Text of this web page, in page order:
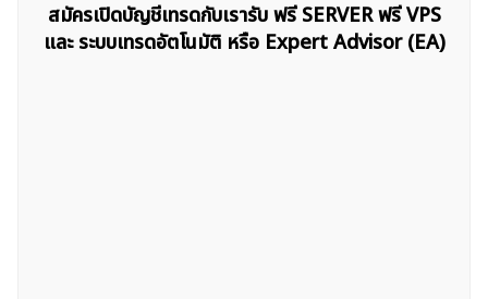
สมัครเปิดบัญชีเทรดกับเรารับ ฟรี SERVER ฟรี VPS
และ ระบบเทรดอัตโนมัติ หรือ Expert Advisor (EA)